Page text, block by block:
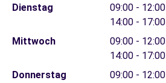
Dienstag
09:00 - 12:00
14:00 - 17:00
Mittwoch
09:00 - 12:00
14:00 - 17:00
Donnerstag
09:00 - 12:00